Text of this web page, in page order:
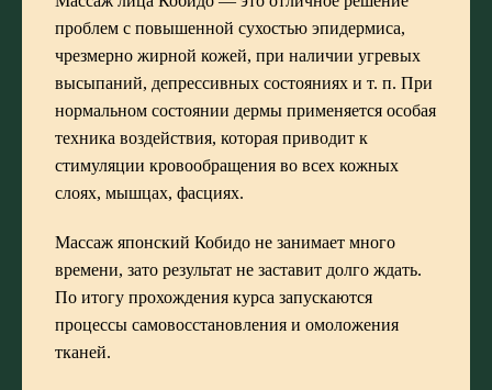
проблем с повышенной сухостью эпидермиса,
чрезмерно жирной кожей, при наличии угревых
высыпаний, депрессивных состояниях и т. п. При
нормальном состоянии дермы применяется особая
техника воздействия, которая приводит к
стимуляции кровообращения во всех кожных
слоях, мышцах, фасциях.
Массаж японский Кобидо не занимает много
времени, зато результат не заставит долго ждать.
По итогу прохождения курса запускаются
процессы самовосстановления и омоложения
тканей.